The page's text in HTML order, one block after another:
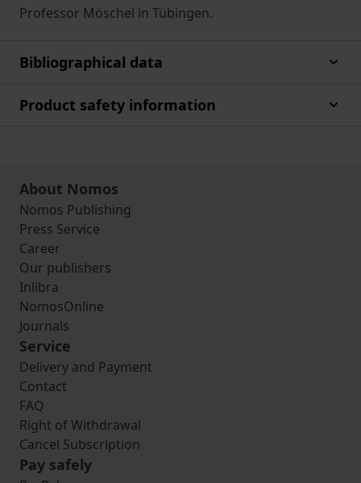
Professor Möschel in Tübingen.
Bibliographical data
Product safety information
About Nomos
Nomos Publishing
Press Service
Career
Our publishers
Inlibra
NomosOnline
Journals
Service
Delivery and Payment
Contact
FAQ
Right of Withdrawal
Cancel Subscription
Pay safely